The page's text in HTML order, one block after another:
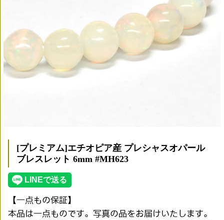
[プレミアム]エチオピア産 プレシャスオパール
ブレスレット 6mm #MH623
【一点もの保証】
本品は一点ものです。写真の品をお届けいたします。